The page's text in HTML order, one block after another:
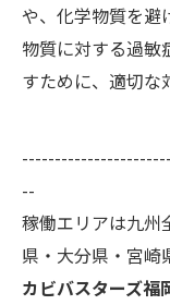
や、化学物質を避
物質に対する過敏
すために、適切な
--
稼働エリアは九州
県・大分県・宮崎
カビバスターズ福